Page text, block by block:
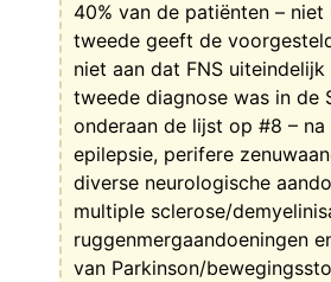
40% van de patiënten – niet
tweede geeft de
niet aan dat FNS
tweede diagnose was in de
onderaan de lijst op #8 –
epilepsie, perifere
diverse neurologische
multiple sclerose/
ruggenmergaandoeningen
van Parkinson/